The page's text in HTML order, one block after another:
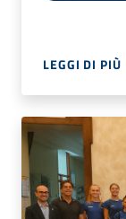
LEGGI DI PIÙ